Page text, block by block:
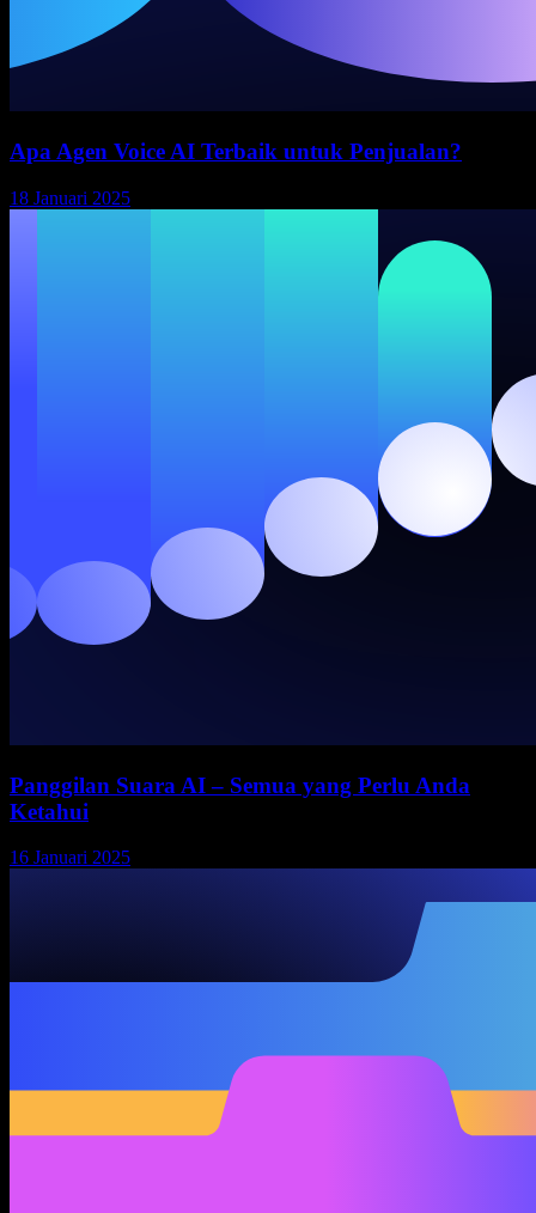
Apa Agen Voice AI Terbaik untuk Penjualan?
18 Januari 2025
Panggilan Suara AI – Semua yang Perlu Anda
Ketahui
16 Januari 2025